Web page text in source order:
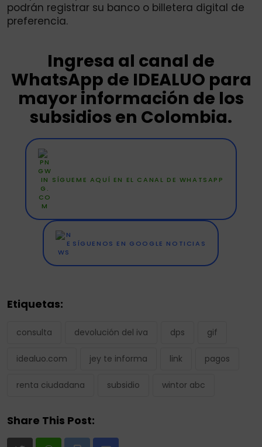
podrán registrar su banco o billetera digital de
preferencia.
Ingresa al canal de
WhatsApp de IDEALUO para
mayor información de los
subsidios en Colombia.
SÍGUEME AQUÍ EN EL CANAL DE WHATSAPP
SÍGUENOS EN GOOGLE NOTICIAS
Etiquetas:
consulta devolución del iva dps gif
idealuo.com jey te informa link pagos
renta ciudadana subsidio wintor abc
Share This Post: